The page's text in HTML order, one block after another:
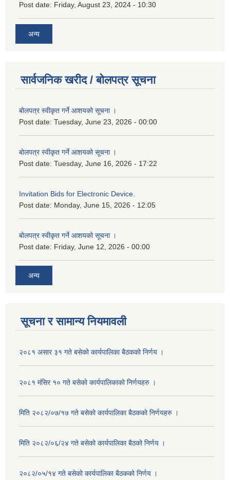
Post date: Friday, August 23, 2024 - 10:30
अन्य
सार्वजनिक खरीद / बोलपत्र सूचना
बोलपत्र स्वीकृत गर्ने आशयको सूचना ।
Post date: Tuesday, June 23, 2026 - 00:00
बोलपत्र स्वीकृत गर्ने आशयको सूचना ।
Post date: Tuesday, June 16, 2026 - 17:22
Invitation Bids for Electronic Device.
Post date: Monday, June 15, 2026 - 12:05
बोलपत्र स्वीकृत गर्ने आशयको सूचना ।
Post date: Friday, June 12, 2026 - 00:00
अन्य
सूचना र सामान्य नियमावली
२०८१ असार ३१ गते बसेको कार्यपालिका बैठकको निर्णय ।
२०८१ मंसिर १० गते बसेको कार्यपालिकाको निर्णयहरु ।
मिति २०८२/०७/१७ गते बसेको कार्यपालिका बैठकको निर्णयहरु ।
मिति २०८२/०६/२४ गते बसेको कार्यपालिका बैठको निर्णय ।
२०८२/०५/१४ गते बसेको कार्यपालिका बैठकको निर्णय ।